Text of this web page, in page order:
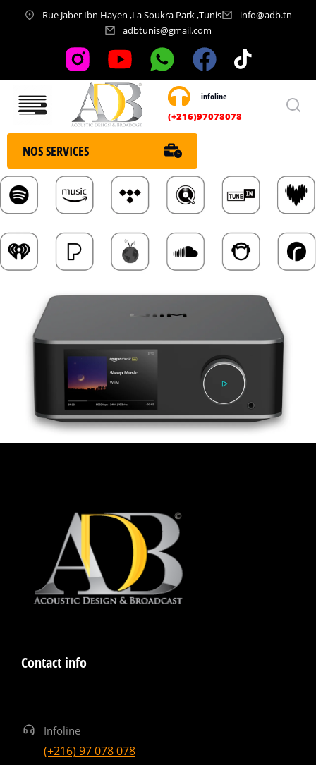
Rue Jaber Ibn Hayen ,La Soukra Park ,Tunis
info@adb.tn
adbtunis@gmail.com
infoline
(+216)97078078
Nos services
NOS SERVICES
Contact info
Infoline
(+216) 97 078 078